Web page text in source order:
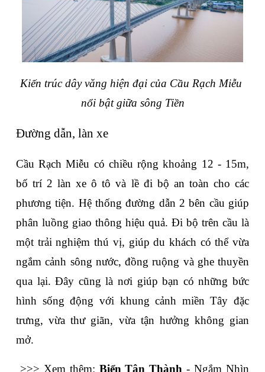
Kiến trúc dây văng hiện đại của Cầu Rạch Miễu
nổi bật giữa sông Tiền
Đường dẫn, làn xe
Cầu Rạch Miễu có chiều rộng khoảng 12 - 15m,
bố trí 2 làn xe ô tô và lề đi bộ an toàn cho các
phương tiện. Hệ thống đường dẫn 2 bên cầu giúp
phân luồng giao thông hiệu quả. Đi bộ trên cầu là
một trải nghiệm thú vị, giúp du khách có thể vừa
ngắm cảnh sông nước, đồng ruộng và ghe thuyền
qua lại. Đây cũng là nơi giúp bạn có những bức
hình sống động với khung cảnh miền Tây đặc
trưng, vừa thư giãn, vừa tận hưởng không gian
mở.
>>> Xem thêm: Biển Tân Thành - Ngắm Nhìn